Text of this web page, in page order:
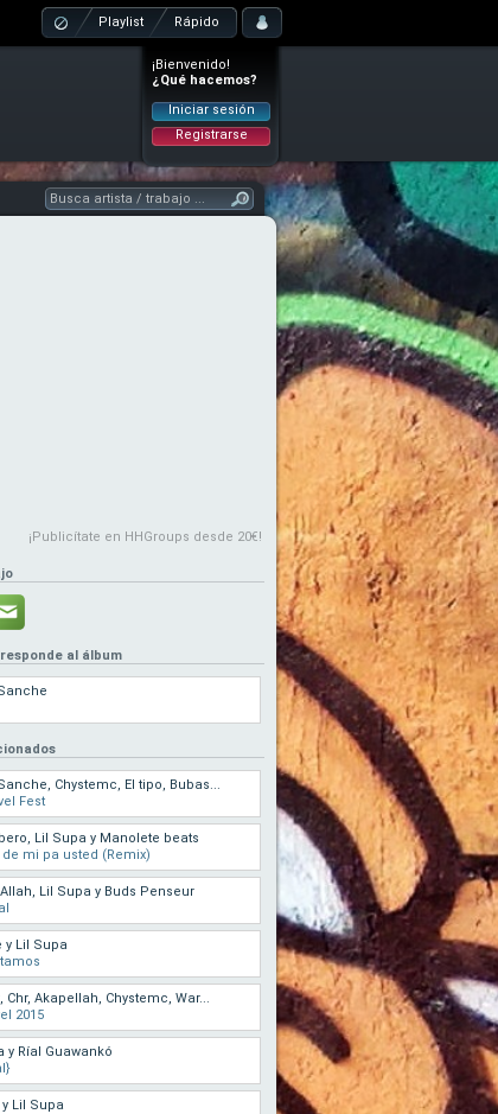
Playlist Rápido
¡Bienvenido!
¿Qué hacemos?
Iniciar sesión
Registrarse
¡Publicítate en HHGroups desde 20€!
al álbum
Chystemc, El tipo, Bubas...
Fest
Lil Supa y Manolete beats
de mi pa usted (Remix)
Allah, Lil Supa y Buds Penseur
y Lil Supa
Chr, Akapellah, Chystemc, War...
2015
y Ríal Guawankó
Lil Supa